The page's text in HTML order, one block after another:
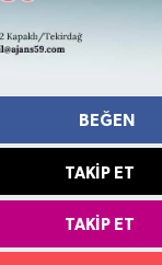
BEĞEN
TAKIP ET
TAKIP ET